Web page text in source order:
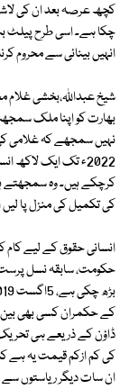
کچھ عرصہ بعد ان کی
چکا ہے۔ اسی طرح پیلٹ
انہیں بینائی سے
شیخ عبداللہ،بخشی
بھارت کو اپنا ملک
2022ء تک ایک لاکھ
کرچکے ہیں۔ وہ سمجھتے
کی تکمیل کی منزل پا لیں
انسانی حقوق کے لیے کام
حکومت، سابقہ نسل
کے حکمران کسی بھی بین
ڈاؤن کے ذریعے ہی تحریک
کی کم ازکم قیمت یہ ہے
ان سات دیگر ریاستوں